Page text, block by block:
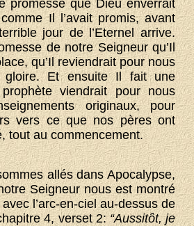
promesse que Dieu enverrait
Il l’avait promis, avant
jour de l’Eternel arrive.
de notre Seigneur qu’Il
qu’Il reviendrait pour nous
gloire. Et ensuite Il fait une
prophète viendrait pour nous
originaux, pour
vers ce que nos pères ont
tout au commencement.
allés dans Apocalypse,
Seigneur nous est montré
l’arc-en-ciel au-dessus de
4, verset 2:“Aussitôt, je